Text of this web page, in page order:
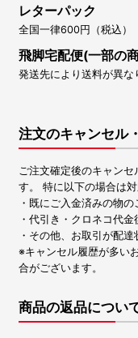
レターパック
全国一律600円（税込）
飛脚宅配便(一部の
発送先により送料が異な
注文のキャンセル
ご注文確定後のキャン
す。 特に以下の場合は
・既にご入金済みの物の
・代引き・クロネコ代
・その他、お取引が配達
※キャンセル履歴が多い
合がございます。
商品の返品につい